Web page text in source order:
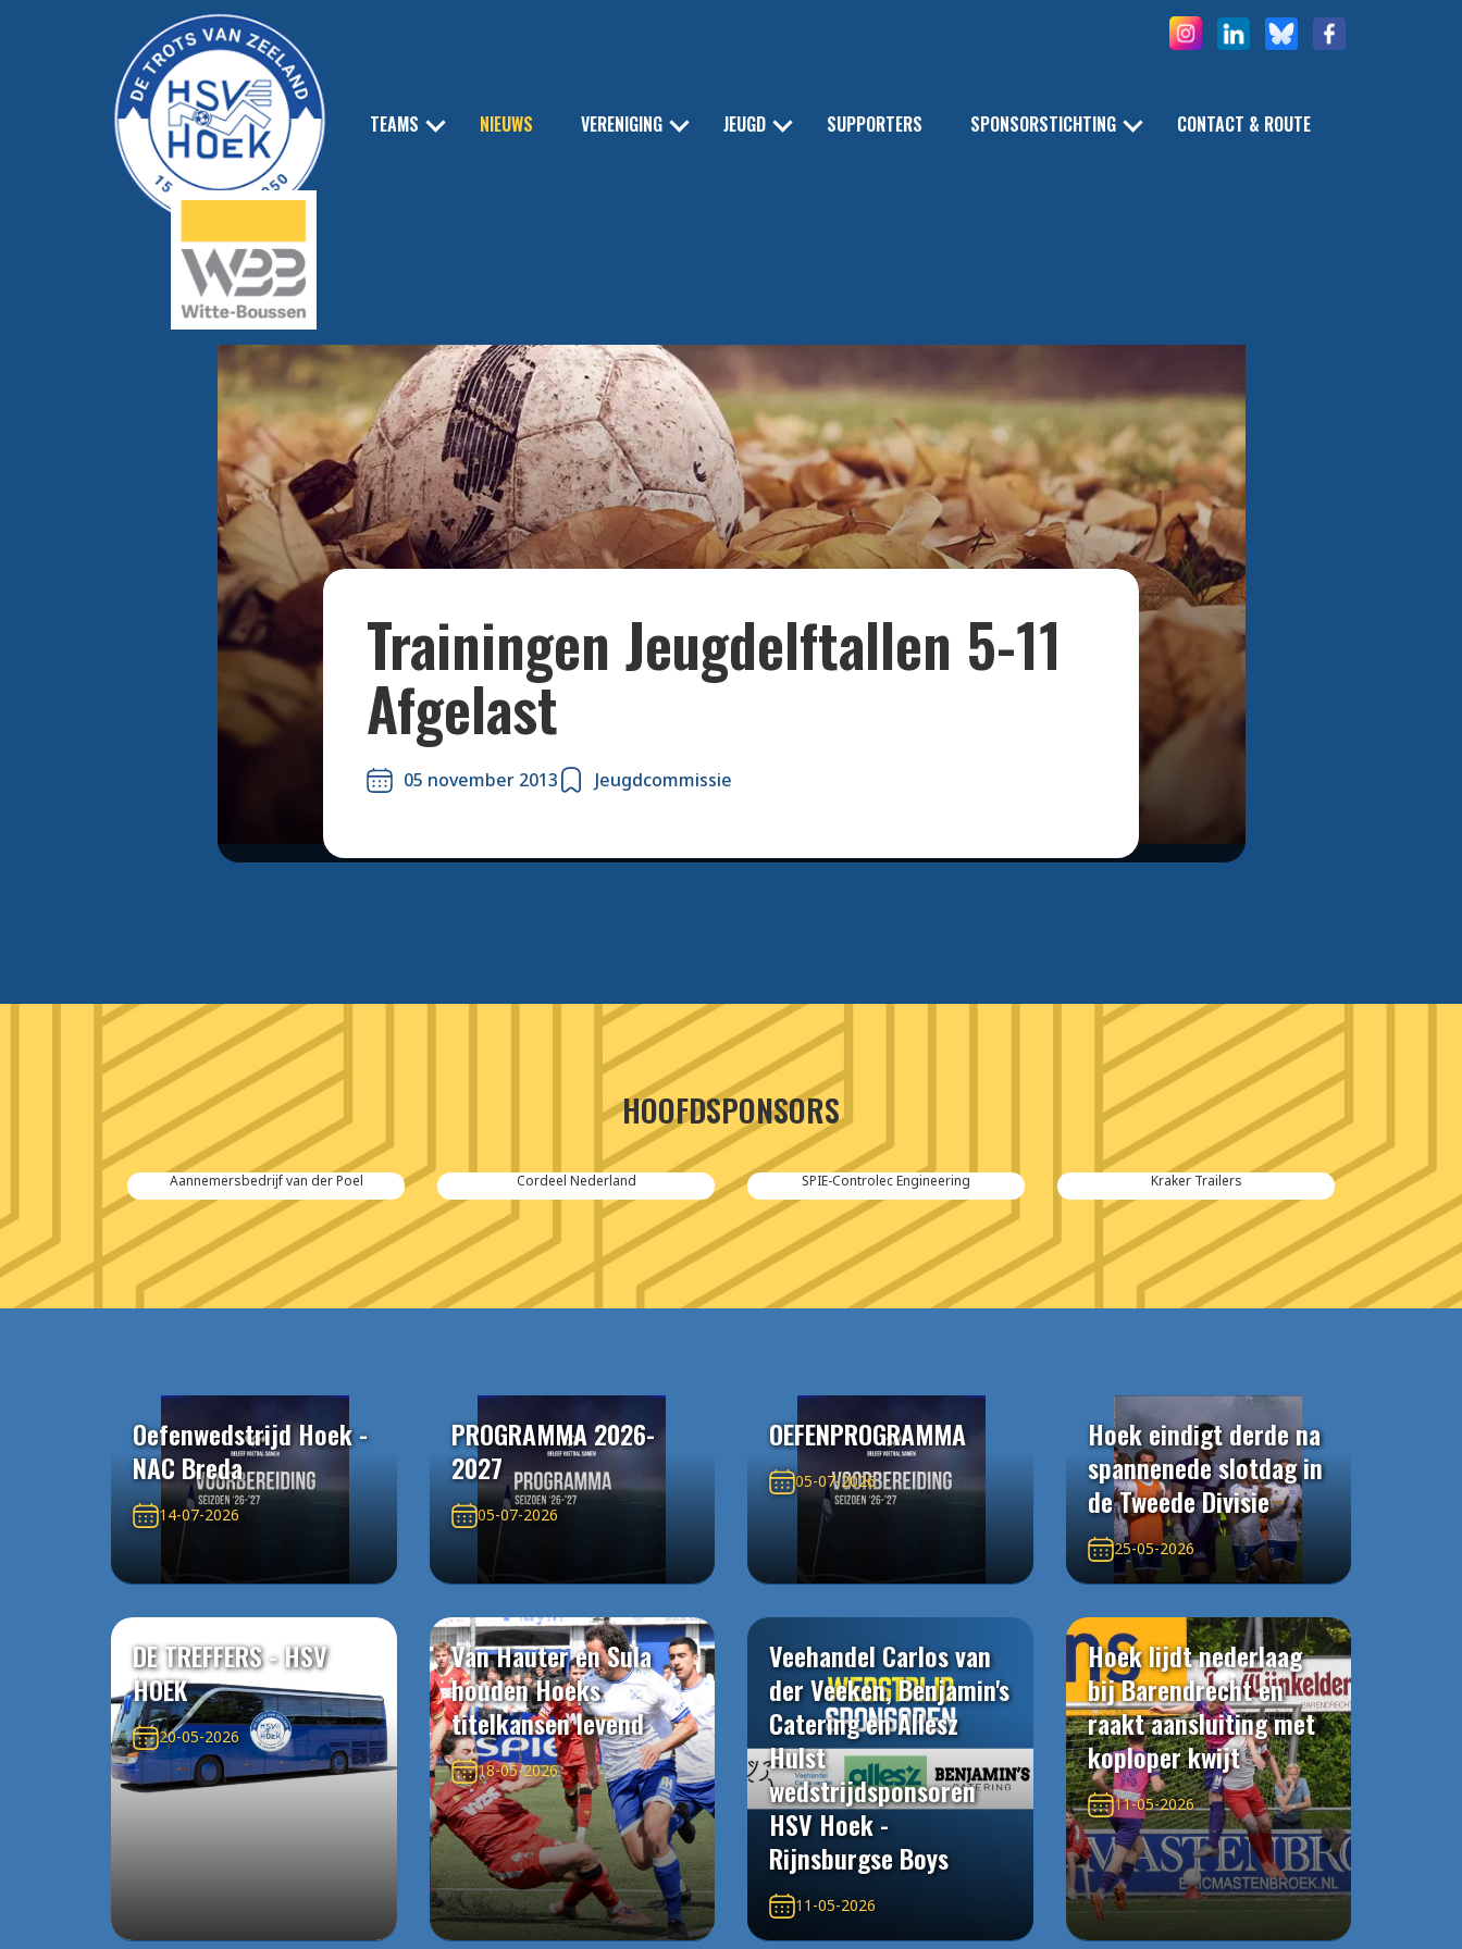
TEAMS NIEUWS VERENIGING JEUGD SUPPORTERS SPONSORSTICHTING CONTACT & ROUTE
Bekijk alle foto's
Trainingen Jeugdelftallen 5-11
Afgelast
05 november 2013 Jeugdcommissie
HOOFDSPONSORS
Aannemersbedrijf van der Poel Cordeel Nederland SPIE-Controlec Engineering Kraker Trailers
Oefenwedstrijd Hoek -
NAC Breda
14-07-2026
PROGRAMMA 2026-
2027
05-07-2026
OEFENPROGRAMMA
05-07-2026
Hoek eindigt derde na
spannenede slotdag in
de Tweede Divisie
25-05-2026
DE TREFFERS - HSV
HOEK
20-05-2026
Van Hauter en Sula
houden Hoeks
titelkansen levend
18-05-2026
Veehandel Carlos van
der Veeken, Benjamin's
Catering en Allesz
Hulst
wedstrijdsponsoren
HSV Hoek -
Rijnsburgse Boys
11-05-2026
Hoek lijdt nederlaag
bij Barendrecht en
raakt aansluiting met
koploper kwijt
11-05-2026